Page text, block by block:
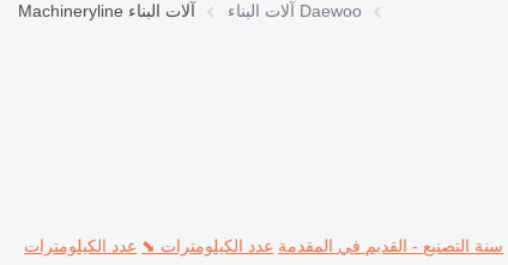
Machineryline آلات البناء آلات البناء Daewoo
سنة التصنيع - القديم في المقدمة عدد الكيلومترات ⬊ عدد الكيلومترات